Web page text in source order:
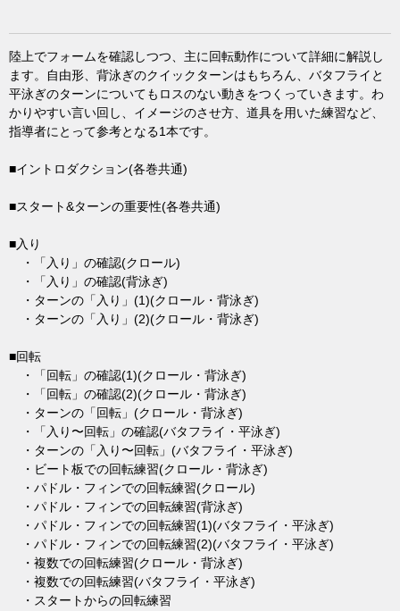
陸上でフォームを確認しつつ、主に回転動作について詳細に解説し
ます。自由形、背泳ぎのクイックターンはもちろん、バタフライと
平泳ぎのターンについてもロスのない動きをつくっていきます。わ
かりやすい言い回し、イメージのさせ方、道具を用いた練習など、
指導者にとって参考となる1本です。
■イントロダクション(各巻共通)
■スタート&ターンの重要性(各巻共通)
■入り
・「入り」の確認(クロール)
・「入り」の確認(背泳ぎ)
・ターンの「入り」(1)(クロール・背泳ぎ)
・ターンの「入り」(2)(クロール・背泳ぎ)
■回転
・「回転」の確認(1)(クロール・背泳ぎ)
・「回転」の確認(2)(クロール・背泳ぎ)
・ターンの「回転」(クロール・背泳ぎ)
・「入り〜回転」の確認(バタフライ・平泳ぎ)
・ターンの「入り〜回転」(バタフライ・平泳ぎ)
・ビート板での回転練習(クロール・背泳ぎ)
・パドル・フィンでの回転練習(クロール)
・パドル・フィンでの回転練習(背泳ぎ)
・パドル・フィンでの回転練習(1)(バタフライ・平泳ぎ)
・パドル・フィンでの回転練習(2)(バタフライ・平泳ぎ)
・複数での回転練習(クロール・背泳ぎ)
・複数での回転練習(バタフライ・平泳ぎ)
・スタートからの回転練習